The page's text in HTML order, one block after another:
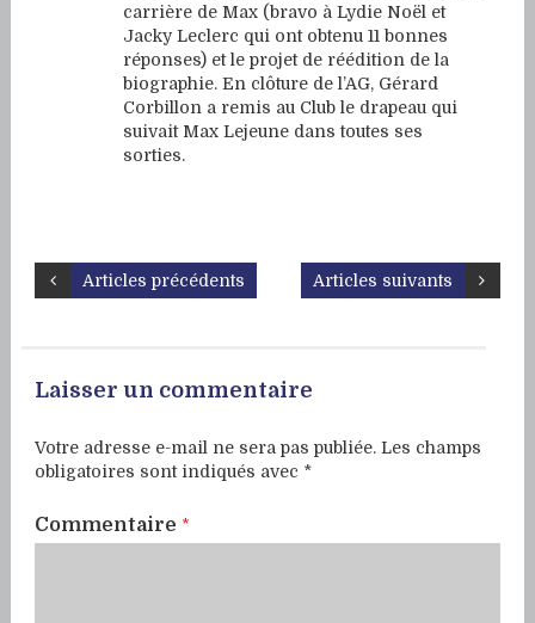
carrière de Max (bravo à Lydie Noël et
Jacky Leclerc qui ont obtenu 11 bonnes
réponses) et le projet de réédition de la
biographie. En clôture de l’AG, Gérard
Corbillon a remis au Club le drapeau qui
suivait Max Lejeune dans toutes ses
sorties.
Articles suivants
Articles précédents
Laisser un commentaire
Votre adresse e-mail ne sera pas publiée. Les champs
obligatoires sont indiqués avec *
Commentaire *